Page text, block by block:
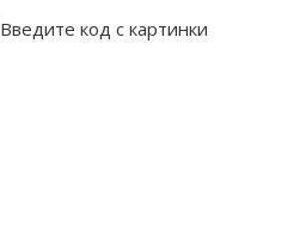
Введите код с картинки